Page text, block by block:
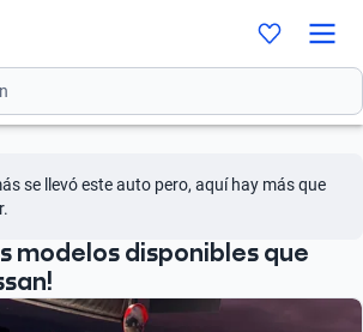
se llevó este auto pero, aquí hay más que
modelos disponibles que